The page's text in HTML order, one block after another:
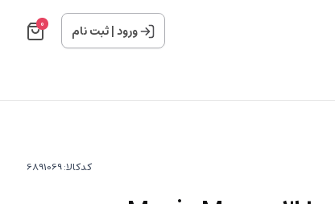
ورود|ثبت نام 0
کدکالا: